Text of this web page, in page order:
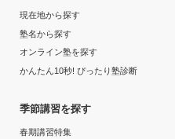
現在地から探す
塾名から探す
オンライン塾を探す
かんたん10秒! ぴったり塾診断
季節講習を探す
春期講習特集